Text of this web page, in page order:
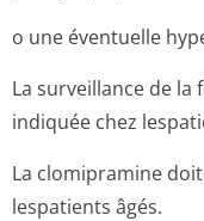
o une éventuelle
La surveillance de la
indiquée chez
La clomipramine
lespatients âgés.